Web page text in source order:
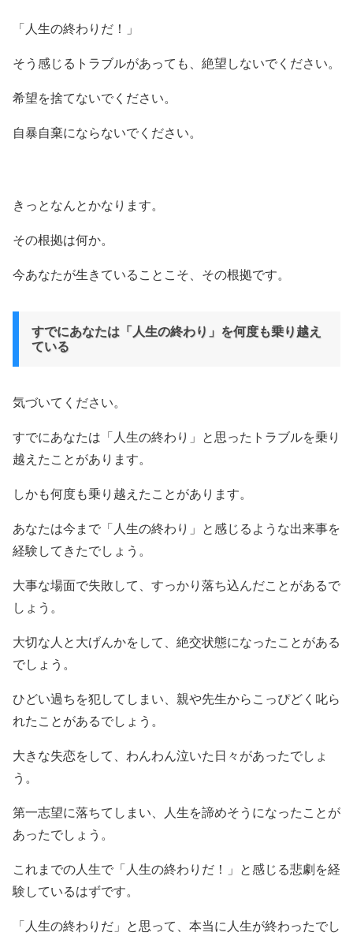
「人生の終わりだ！」
そう感じるトラブルがあっても、絶望しないでください。
希望を捨てないでください。
自暴自棄にならないでください。
きっとなんとかなります。
その根拠は何か。
今あなたが生きていることこそ、その根拠です。
すでにあなたは「人生の終わり」を何度も乗り越え
ている
気づいてください。
すでにあなたは「人生の終わり」と思ったトラブルを乗り
越えたことがあります。
しかも何度も乗り越えたことがあります。
あなたは今まで「人生の終わり」と感じるような出来事を
経験してきたでしょう。
大事な場面で失敗して、すっかり落ち込んだことがあるで
しょう。
大切な人と大げんかをして、絶交状態になったことがある
でしょう。
ひどい過ちを犯してしまい、親や先生からこっぴどく叱ら
れたことがあるでしょう。
大きな失恋をして、わんわん泣いた日々があったでしょ
う。
第一志望に落ちてしまい、人生を諦めそうになったことが
あったでしょう。
これまでの人生で「人生の終わりだ！」と感じる悲劇を経
験しているはずです。
「人生の終わりだ」と思って、本当に人生が終わったでし